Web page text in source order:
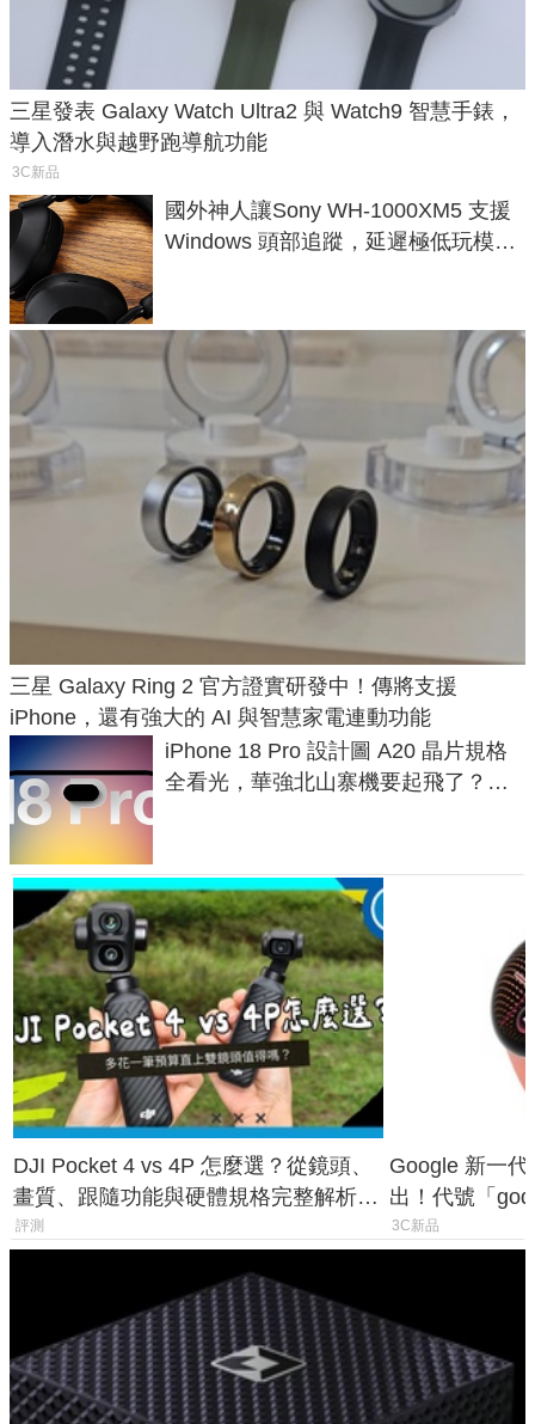
三星發表 Galaxy Watch Ultra2 與 Watch9 智慧手錶，
導入潛水與越野跑導航功能
3C新品
國外神人讓Sony WH-1000XM5 支援
Windows 頭部追蹤，延遲極低玩模擬
三星 Galaxy Ring 2 官方證實研發中！傳將支援
iPhone，還有強大的 AI 與智慧家電連動功能
iPhone 18 Pro 設計圖 A20 晶片規格
全看光，華強北山寨機要起飛了？專
DJI Pocket 4 vs 4P 怎麼選？從鏡頭、
畫質、跟隨功能與硬體規格完整解析，
一次看懂兩台差異
評測
Google 新一
出！代號「
鎖定 AI 應用
3C新品